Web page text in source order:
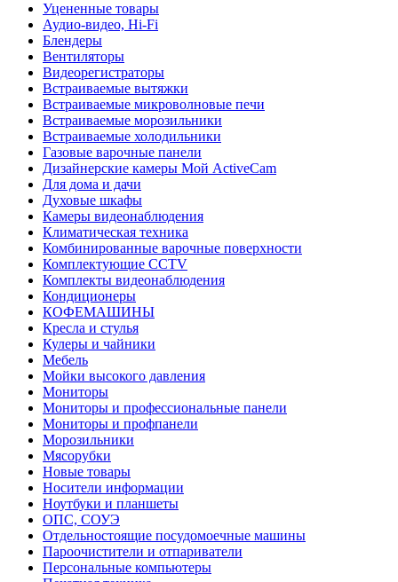
Уцененные товары
Аудио-видео, Hi-Fi
Блендеры
Вентиляторы
Видеорегистраторы
Встраиваемые вытяжки
Встраиваемые микроволновые печи
Встраиваемые морозильники
Встраиваемые холодильники
Газовые варочные панели
Дизайнерские камеры Мой ActiveCam
Для дома и дачи
Духовые шкафы
Камеры видеонаблюдения
Климатическая техника
Комбинированные варочные поверхности
Комплектующие CCTV
Комплекты видеонаблюдения
Кондиционеры
КОФЕМАШИНЫ
Кресла и стулья
Кулеры и чайники
Мебель
Мойки высокого давления
Мониторы
Мониторы и профессиональные панели
Мониторы и профпанели
Морозильники
Мясорубки
Новые товары
Носители информации
Ноутбуки и планшеты
ОПС, СОУЭ
Отдельностоящие посудомоечные машины
Пароочистители и отпариватели
Персональные компьютеры